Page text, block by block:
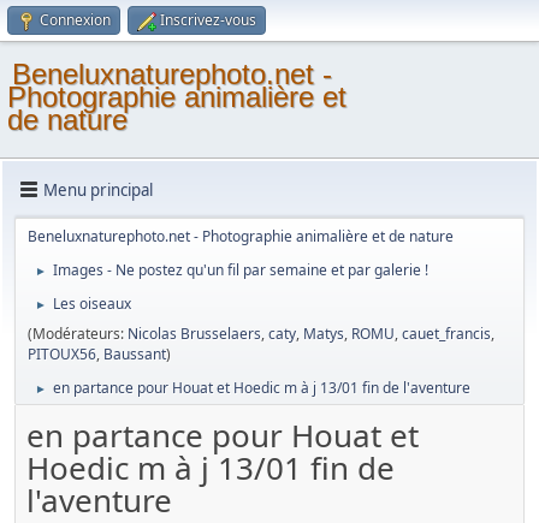
Connexion Inscrivez-vous
Beneluxnaturephoto.net -
Photographie animalière et
de nature
Menu principal
Beneluxnaturephoto.net - Photographie animalière et de nature
► Images - Ne postez qu'un fil par semaine et par galerie !
►
Les oiseaux
(Modérateurs: Nicolas Brusselaers,caty, Matys, ROMU,cauet_francis,
PITOUX56, Baussant)
► en partance pour Houat et Hoedic m à j 13/01 fin de l'aventure
en partance pour Houat et
Hoedic m à j 13/01 fin de
l'aventure